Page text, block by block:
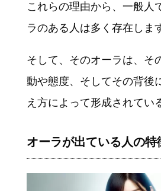
これらの理由から、一般人
ラのある人は多く存在しま
そして、そのオーラは、そ
動や態度、そしてその背後
え方によって形成されてい
オーラが出ている人の特